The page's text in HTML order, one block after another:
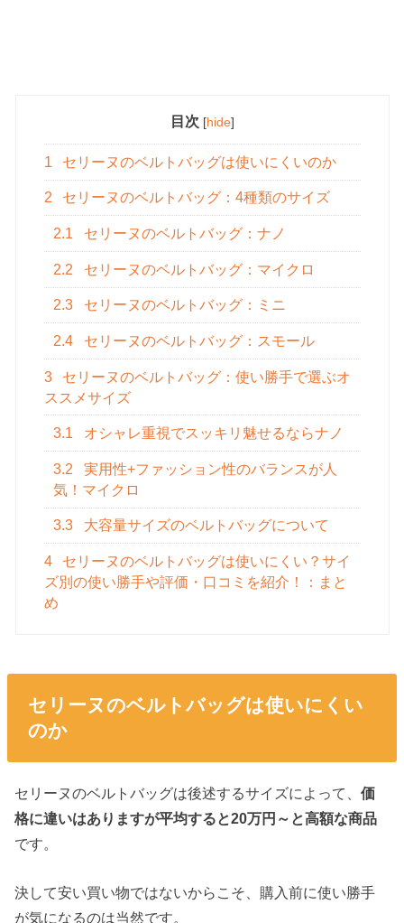
目次 [hide]
1 セリーヌのベルトバッグは使いにくいのか
2 セリーヌのベルトバッグ：4種類のサイズ
2.1 セリーヌのベルトバッグ：ナノ
2.2 セリーヌのベルトバッグ：マイクロ
2.3 セリーヌのベルトバッグ：ミニ
2.4 セリーヌのベルトバッグ：スモール
3
セリーヌのベルトバッグ：使い勝手で選ぶオ
ススメサイズ
3.1 オシャレ重視でスッキリ魅せるならナノ
3.2
実用性+ファッション性のバランスが人
気！マイクロ
3.3 大容量サイズのベルトバッグについて
4
セリーヌのベルトバッグは使いにくい？サイ
ズ別の使い勝手や評価・口コミを紹介！：まと
め
セリーヌのベルトバッグは使いにくい
のか
セリーヌのベルトバッグは後述するサイズによって、価
格に違いはありますが平均すると20万円～と高額な商品
です。
決して安い買い物ではないからこそ、購入前に使い勝手
が気になるのは当然です。